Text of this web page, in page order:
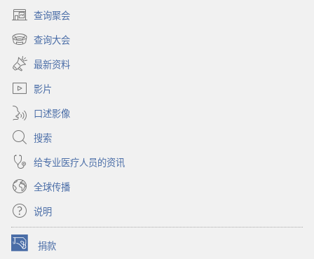
查询聚会
（打
开
新
窗
口）
查询大会
（打
开
新
窗
最新资料
影片
口述影像
搜索
给专业医疗人员的资讯
全球传播
说明
捐款
（打